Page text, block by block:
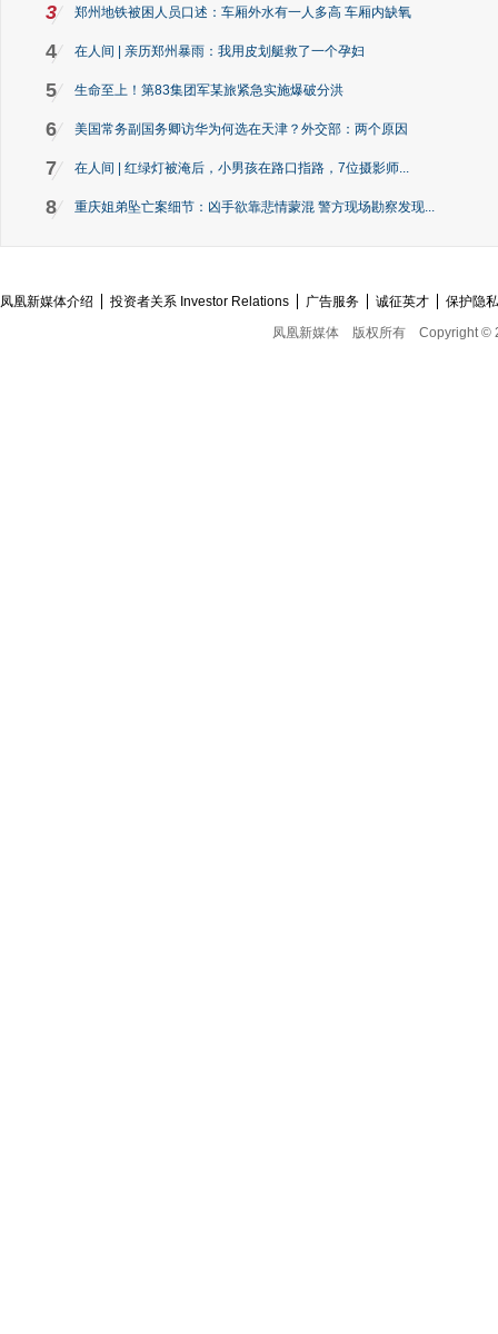
3 郑州地铁被困人员口述：车厢外水有一人多高 车厢内缺氧
4 在人间 | 亲历郑州暴雨：我用皮划艇救了一个孕妇
5 生命至上！第83集团军某旅紧急实施爆破分洪
6 美国常务副国务卿访华为何选在天津？外交部：两个原因
7 在人间 | 红绿灯被淹后，小男孩在路口指路，7位摄影师...
8 重庆姐弟坠亡案细节：凶手欲靠悲情蒙混 警方现场勘察发现...
凤凰新媒体介绍 投资者关系 Investor Relations 广告服务 诚征英才
保护隐
凤凰新媒体
版权所有 Copyright ©